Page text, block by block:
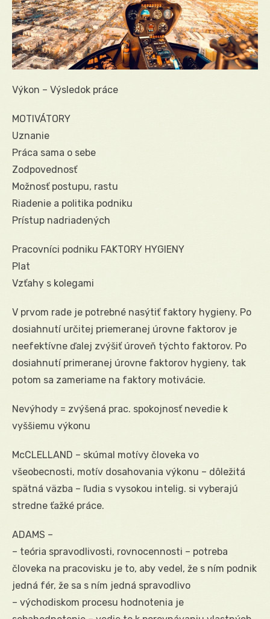
Výkon – Výsledok práce
MOTIVÁTORY
Uznanie
Práca sama o sebe
Zodpovednosť
Možnosť postupu, rastu
Riadenie a politika podniku
Prístup nadriadených
Pracovníci podniku FAKTORY HYGIENY
Plat
Vzťahy s kolegami
V prvom rade je potrebné nasýtiť faktory hygieny. Po
dosiahnutí určitej priemeranej úrovne faktorov je
neefektívne ďalej zvýšiť úroveň týchto faktorov. Po
dosiahnutí primeranej úrovne faktorov hygieny, tak
potom sa zameriame na faktory motivácie.
Nevýhody = zvýšená prac. spokojnosť nevedie k
vyššiemu výkonu
McCLELLAND – skúmal motívy človeka vo
všeobecnosti, motív dosahovania výkonu – dôležitá
spätná väzba – ľudia s vysokou intelig. si vyberajú
stredne ťažké práce.
ADAMS –
– teória spravodlivosti, rovnocennosti – potreba
človeka na pracovisku je to, aby vedel, že s ním podnik
jedná fér, že sa s ním jedná spravodlivo
– východiskom procesu hodnotenia je